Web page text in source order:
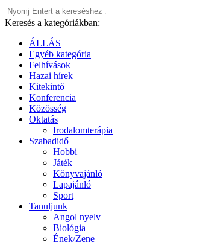
Keresés a kategóriákban:
ÁLLÁS
Egyéb kategória
Felhívások
Hazai hírek
Kitekintő
Konferencia
Közösség
Oktatás
Irodalomterápia
Szabadidő
Hobbi
Játék
Könyvajánló
Lapajánló
Sport
Tanuljunk
Angol nyelv
Biológia
Ének/Zene